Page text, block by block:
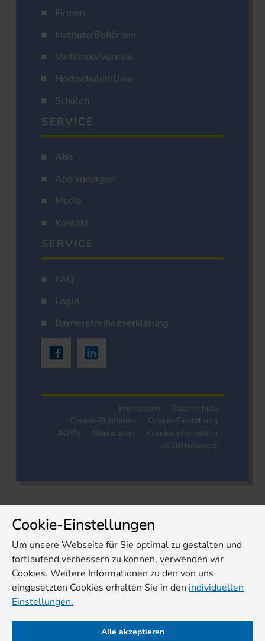
Firmen
Institute/Behörden
Verbände/Vereine
Hochschulen/Unis
Schulen
SERVICE
Abo
Abo kündigen
Media
Kontakt
SERVICE
FAQ
Login
Barrierefreiheitserklärung
Impressum
Datenschutz
Cookie-Richtlinien
Cookie-Einstellung
AGB's
Mediadaten
Kundeninformation
Widerrufsrecht
Cookie-Einstellungen
Um unsere Webseite für Sie optimal zu gestalten und
fortlaufend verbessern zu können, verwenden wir
Cookies. Weitere Informationen zu den von uns
eingesetzten Cookies erhalten Sie in den individuellen
Einstellungen.
Alle akzeptieren